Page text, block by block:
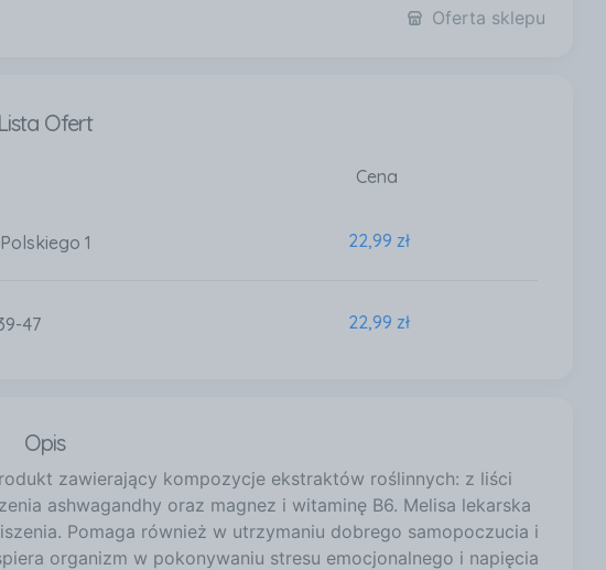
Oferta sklepu
Lista Ofert
Cena
1
22,99 zł
47
22,99 zł
Opis
zawierający kompozycje ekstraktów roślinnych: z liści
ashwagandhy oraz magnez i witaminę B6. Melisa lekarska
Pomaga również w utrzymaniu dobrego samopoczucia i
organizm w pokonywaniu stresu emocjonalnego i napięcia